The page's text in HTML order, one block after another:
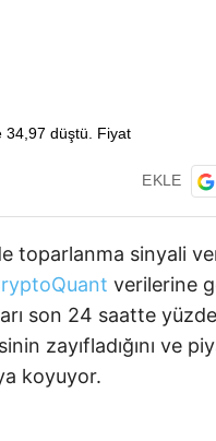
EKLE
toparlanma sinyali
verilerine
son 24 saatte
zayıfladığını ve
koyuyor.